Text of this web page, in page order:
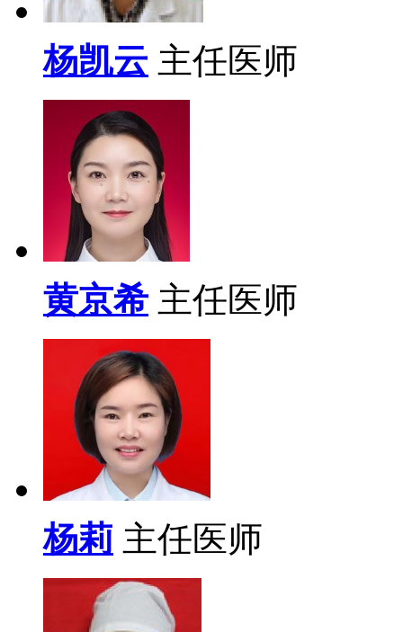
杨凯云 主任医师
黄京希 主任医师
杨莉 主任医师